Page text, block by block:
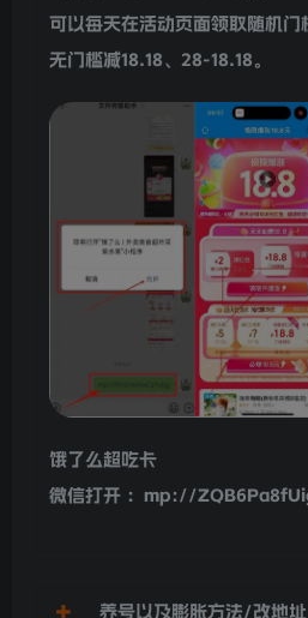
可以每天在活动页面领取随机门
无门槛减18.18、28-18.18。
饿了么超吃卡
微信打开 ：mp://
养号以及膨胀方法/改地址